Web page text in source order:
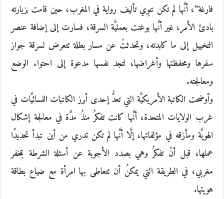
فارغة”، أنَّها لم تكن تنوِي تأليف رواية في المغرب، حين قامت بزيارته
بادئ الأمر، غير أنَّها بوغتت بعمليَّة السرقة، فسارت إلى إضافة عنصر
التخييل إلى ما كابدته، وتحدثتْ عن مسار بطلة تتعرض لسرقة جواز
سفرها ومحفظتها وأغراضها، لتجد نفسها مدعوة إلى احتواء الوضع
ومعالجته.
وأوضحت الكاتبة الأمريكيَّة التي تعدُّ إحدى أبرز الكاتبات النسائيَّات في
غرب الولايات المتحدة، أنَّها كانت تفكرُ منذُ مدَّة في معالجة إشكال
الهويَّة ومأزقه في مؤلفاتها، إلَّا أنَّها لم تكن تدري من أين تبدأ تحديدًا
عملها، قبل أنْ تفكرُ وهي بصدد الأجوبة عن أسئلة الشرطة بمخفر
مغربي، في الطريقة التي يمكنُ أن تتعاطى بها امرأة مع ضياع بطاقة
هويتها.